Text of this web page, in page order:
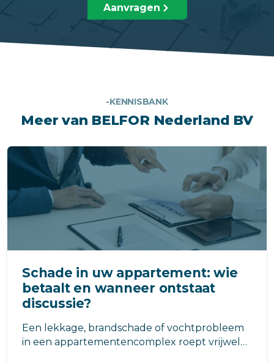
Aanvragen
-KENNISBANK
Meer van BELFOR Nederland BV
Schade in uw appartement: wie
betaalt en wanneer ontstaat
discussie?
Een lekkage, brandschade of vochtprobleem
in een appartementencomplex roept vrijwel